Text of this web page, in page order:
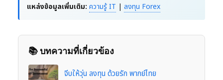
แหล่งข้อมูลเพิ่มเติม: ความรู้ IT | ลงทุน Forex
📚 บทความที่เกี่ยวข้อง
จีบให้วุ่น ลงทุน ด้วยรัก พากย์ไทย